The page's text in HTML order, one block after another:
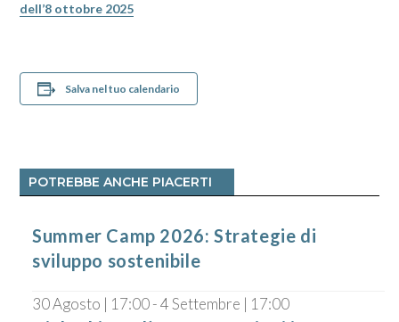
dell’8 ottobre 2025
Salva nel tuo calendario
POTREBBE ANCHE PIACERTI
Summer Camp 2026: Strategie di
sviluppo sostenibile
30 Agosto | 17:00-4 Settembre | 17:00